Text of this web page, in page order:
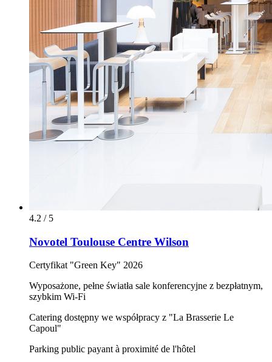
4.2 / 5
Novotel Toulouse Centre Wilson
Certyfikat "Green Key" 2026
Wyposażone, pełne światła sale konferencyjne z bezpłatnym,
szybkim Wi-Fi
Catering dostępny we współpracy z "La Brasserie Le
Capoul"
Parking public payant à proximité de l'hôtel